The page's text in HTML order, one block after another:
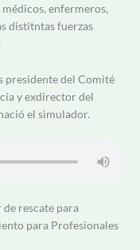
enfermeros,
distitntas fuerzas
presidente del Comité
y exdirector del
el simulador.
rescate para
para Profesionales